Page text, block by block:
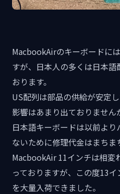
MacbookAirのキーボードに
すが、日本人の多くは日本
おります。
US配列は部品の供給が安定
影響はあまり出ておりません
日本語キーボードは以前よ
ないために修理代金はまちま
MacbookAir 11インチは相変
っておりますが、この度13
を大量入荷できました。